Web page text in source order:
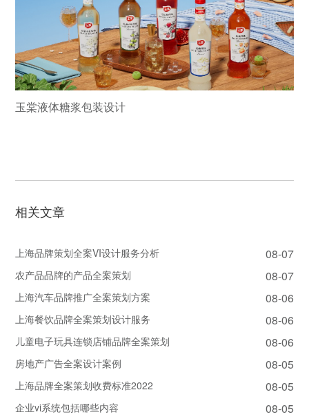
玉棠液体糖浆包装设计
相关文章
上海品牌策划全案VI设计服务分析 08-07
农产品品牌的产品全案策划 08-07
上海汽车品牌推广全案策划方案 08-06
上海餐饮品牌全案策划设计服务 08-06
儿童电子玩具连锁店铺品牌全案策划 08-06
房地产广告全案设计案例 08-05
上海品牌全案策划收费标准2022 08-05
企业vi系统包括哪些内容 08-05